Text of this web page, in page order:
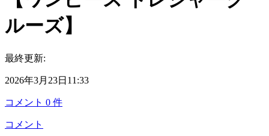
ルーズ】
最終更新:
2026年3月23日11:33
コメント 0 件
コメント